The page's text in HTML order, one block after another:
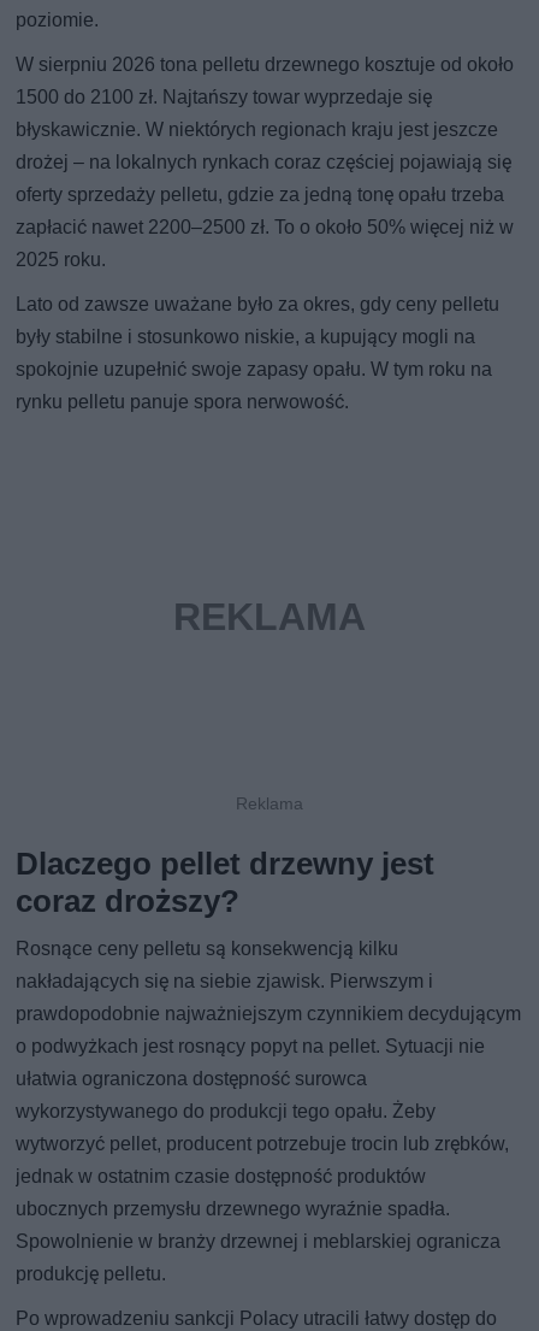
poziomie.
W sierpniu 2026 tona pelletu drzewnego kosztuje od około
1500 do 2100 zł. Najtańszy towar wyprzedaje się
błyskawicznie. W niektórych regionach kraju jest jeszcze
drożej – na lokalnych rynkach coraz częściej pojawiają się
oferty sprzedaży pelletu, gdzie za jedną tonę opału trzeba
zapłacić nawet 2200–2500 zł. To o około 50% więcej niż w
2025 roku.
Lato od zawsze uważane było za okres, gdy ceny pelletu
były stabilne i stosunkowo niskie, a kupujący mogli na
spokojnie uzupełnić swoje zapasy opału. W tym roku na
rynku pelletu panuje spora nerwowość.
Dlaczego pellet drzewny jest
coraz droższy?
Rosnące ceny pelletu są konsekwencją kilku
nakładających się na siebie zjawisk. Pierwszym i
prawdopodobnie najważniejszym czynnikiem decydującym
o podwyżkach jest rosnący popyt na pellet. Sytuacji nie
ułatwia ograniczona dostępność surowca
wykorzystywanego do produkcji tego opału. Żeby
wytworzyć pellet, producent potrzebuje trocin lub zrębków,
jednak w ostatnim czasie dostępność produktów
ubocznych przemysłu drzewnego wyraźnie spadła.
Spowolnienie w branży drzewnej i meblarskiej ogranicza
produkcję pelletu.
Po wprowadzeniu sankcji Polacy utracili łatwy dostęp do